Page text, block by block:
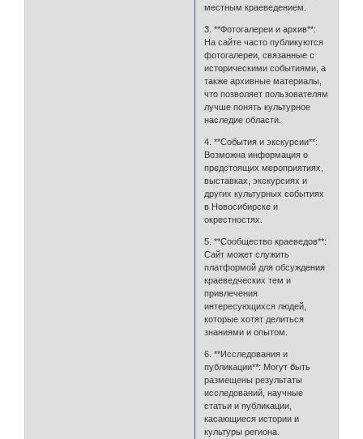
местным краеведением.
3. **Фотогалереи и архив**:
На сайте часто публикуются
фотогалереи, связанные с
историческими событиями, а
также архивные материалы,
что позволяет пользователям
лучше понять культурное
наследие области.
4. **События и экскурсии**:
Возможна информация о
предстоящих мероприятиях,
выставках, экскурсиях и
других культурных событиях
в Новосибирске и
окрестностях.
5. **Сообщество краеведов**:
Сайт может служить
платформой для обсуждения
краеведческих тем и
привлечения
интересующихся людей,
которые хотят делиться
знаниями и опытом.
6. **Исследования и
публикации**: Могут быть
размещены результаты
исследований, научные
статьи и публикации,
касающиеся истории и
культуры региона.